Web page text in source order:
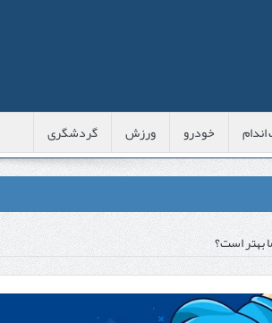
خودرو ورزش گردشگری
بهتر است؟